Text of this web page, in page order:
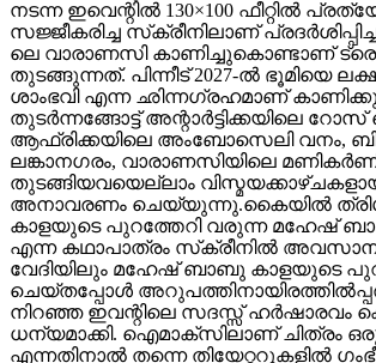
നടന്ന ഇവെന്റിൽ 130×100 ഫീറ്റിൽ
സജ്ജീകരിച്ച സ്‌ക്രീനിലാണ്
ലെ വാരാണസി കാണിച്ചുകൊണ്ടാണ്
തുടങ്ങുന്നത്. പിന്നീട് 2027-ല്‍ ഭൂമിയെ
ശാംഭവി എന്ന ഛിന്നഗ്രഹമാണ്
തുടര്‍ന്നങ്ങോട്ട് അന്റാര്‍ട്ടിക്കയിലെ
ആഫ്രിക്കയിലെ അംബോസെലി വനം,
ലങ്കാനഗരം, വാരാണസിയിലെ
തുടങ്ങിയവയെല്ലാം
അനാവരണം ചെയ്യുന്നു.കൈയില്‍
കാളയുടെ പുറത്തേറി വരുന്ന മഹേഷ്
എന്ന കഥാപാത്രം സ്‌ക്രീനിൽ
വേദിയിലും മഹേഷ് ബാബു കാളയുടെ
ചെയ്തപ്പോൾ
നിറഞ്ഞ ഇവന്റിലെ സദസ്സ് ഹർഷാരവം
ധന്യമാക്കി. ഐമാക്‌സിലാണ് ചിത്രം
എന്നതിനാല്‍ തന്നെ തിയേറ്ററുകളില്‍